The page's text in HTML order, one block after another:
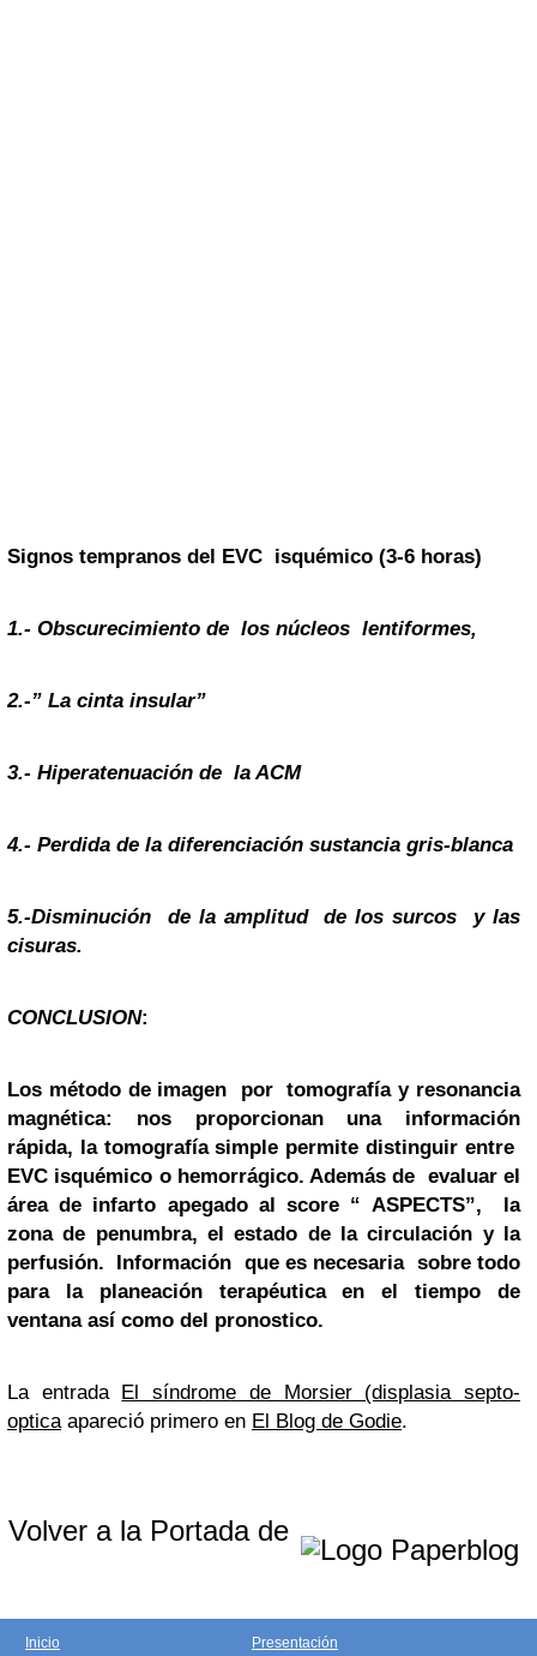
Signos tempranos del EVC isquémico (3-6 horas)
1.- Obscurecimiento de los núcleos lentiformes,
2.-” La cinta insular”
3.- Hiperatenuación de la ACM
4.- Perdida de la diferenciación sustancia gris-blanca
5.-Disminución de la amplitud de los surcos y las
cisuras.
CONCLUSION:
Los método de imagen por tomografía y resonancia
magnética: nos proporcionan una información
rápida, la tomografía simple permite distinguir entre
EVC isquémico o hemorrágico. Además de evaluar el
área de infarto apegado al score “ ASPECTS”, la
zona de penumbra, el estado de la circulación y la
perfusión. Información que es necesaria sobre todo
para la planeación terapéutica en el tiempo de
ventana así como del pronostico.
La entrada El síndrome de Morsier (displasia septo-
opticaapareció primero en El Blog de Godie.
Volver a la Portada de
Inicio
Presentación